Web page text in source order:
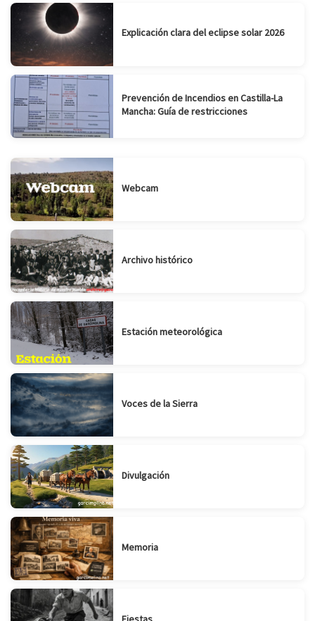
Explicación clara del eclipse solar 2026
Prevención de Incendios en Castilla-La
Mancha: Guía de restricciones
Webcam
Archivo histórico
Estación meteorológica
Voces de la Sierra
Divulgación
Memoria